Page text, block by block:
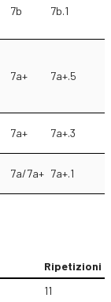
7b 7b.1
7a+ 7a+.5
7a+ 7a+.3
7a/7a+ 7a+.1
Ripetizioni
11